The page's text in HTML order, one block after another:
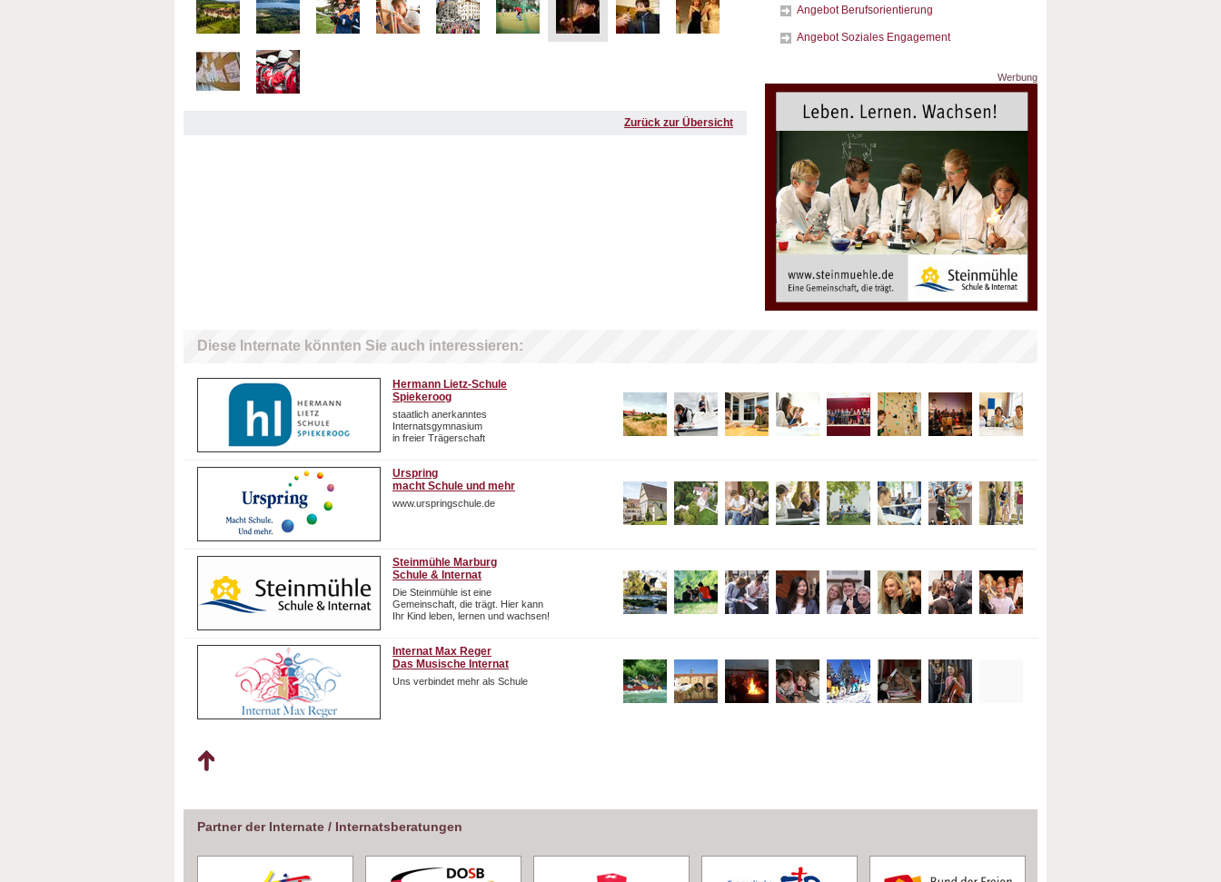
Zurück zur Übersicht
Angebot Berufsorientierung
Angebot Soziales Engagement
Werbung
Diese Internate könnten Sie auch interessieren:
Hermann Lietz-Schule
Spiekeroog
staatlich anerkanntes
Internatsgymnasium
in freier Trägerschaft
Urspring
macht Schule und mehr
www.urspringschule.de
Steinmühle Marburg
Schule & Internat
Die Steinmühle ist eine
Gemeinschaft, die trägt. Hier kann
Ihr Kind leben, lernen und wachsen!
Internat Max Reger
Das Musische Internat
Uns verbindet mehr als Schule
Partner der Internate / Internatsberatungen